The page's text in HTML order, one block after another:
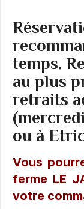
temps.
au plus
retraits
ou à
Vous
ferme LE
votre